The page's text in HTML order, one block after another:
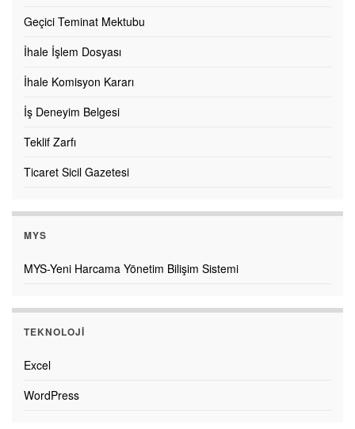
Geçici Teminat Mektubu
İhale İşlem Dosyası
İhale Komisyon Kararı
İş Deneyim Belgesi
Teklif Zarfı
Ticaret Sicil Gazetesi
MYS
MYS-Yeni Harcama Yönetim Bilişim Sistemi
TEKNOLOJI
Excel
WordPress